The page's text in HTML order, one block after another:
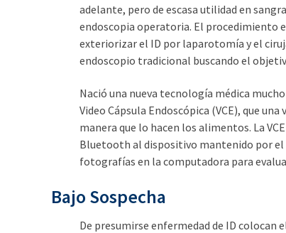
adelante, pero de escasa utilidad en
endoscopia operatoria. El procedimiento
exteriorizar el ID por laparotomía y el
endoscopio tradicional buscando el
Nació una nueva tecnología médica
Video Cápsula Endoscópica (VCE), que
manera que lo hacen los alimentos. La
Bluetooth al dispositivo mantenido por el
fotografías en la computadora para
Bajo Sospecha
De presumirse enfermedad de ID colocan